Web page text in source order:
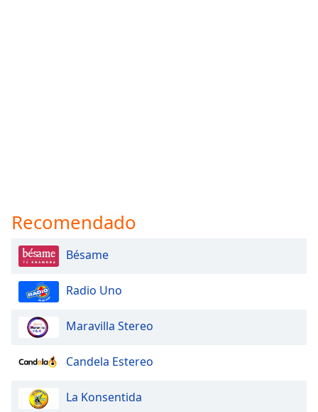
Recomendado
Bésame
Radio Uno
Maravilla Stereo
Candela Estereo
La Konsentida